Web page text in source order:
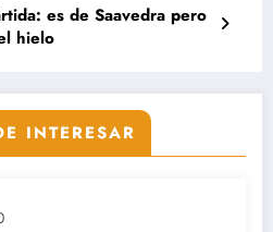
es de Saavedra pero
hielo
INTERESAR